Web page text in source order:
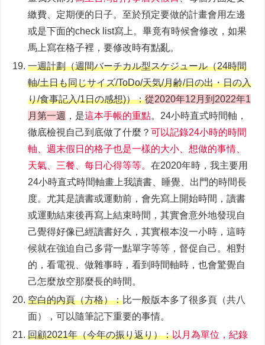
繳費、定期便的日子。至於預定要做的計畫會用左邊
或是下面的check list寫上。畢竟有時候會修改，如果
馬上寫在格子裡，要修改時有點亂。
一週計劃（週間バーチカル型スケジュール（24時間
軸/⼟⽇も同じサイズ/ToDo/天気/⽉齢/⽇の出・⽇の⼊
り/⾷事記⼊/1⽇の感想)）：從2020年12月到2022年1
月第一週 ，是這本手帳的重點。24小時直式時間軸，
徹底檢視自己到底做了什麼？可以記錄24小時的時間
軸、週末假日的格子也是一樣的大小、想做的事情、
天氣、三餐、每日心得等等。在2020年時，我主要用
24小時直式時間軸畫上我讀書、睡覺、出門的時間長
度。尤其是讀書或運動前，會先寫上開始時間，讀書
或運動結束後再寫上結束時間，其實會意外地發現自
己覺得好像已經讀書好久，其實根本沒一小時，這時
候就在強迫自己多背一點單字等等，督促自己。相對
的，看電視、做雜事時，看到時間軸時，也會驚覺自
己怎麼放空那麼長的時間。
空白的內頁（方格）：比一般版本多了很多頁（共八
面），可以隨筆記下重要的事情。
回顧2021年（今年の振り返り）：以月為單位，紀錄